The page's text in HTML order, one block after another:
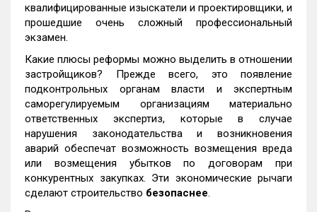
квалифицированные изыскатели и проектировщики, и
прошедшие очень сложный профессиональный
экзамен.
Какие плюсы реформы можно выделить в отношении
застройщиков? Прежде всего, это появление
подконтрольных органам власти и экспертным
саморегулируемым организациям материально
ответственных экспертиз, которые в случае
нарушения законодательства и возникновения
аварий обеспечат возможность возмещения вреда
или возмещения убытков по договорам при
конкурентных закупках. Эти экономические рычаги
сделают строительство безопаснее.